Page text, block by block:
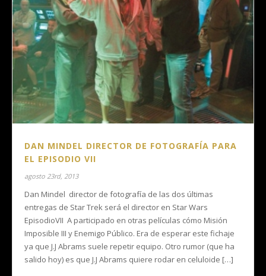
DAN MINDEL DIRECTOR DE FOTOGRAFÍA PARA
EL EPISODIO VII
agosto 23rd, 2013
Dan Mindel director de fotografía de las dos últimas
entregas de Star Trek será el director en Star Wars
EpisodioVII A participado en otras películas cómo Misión
Imposible III y Enemigo Público. Era de esperar este fichaje
ya que J.J Abrams suele repetir equipo. Otro rumor (que ha
salido hoy) es que J.J Abrams quiere rodar en celuloide […]